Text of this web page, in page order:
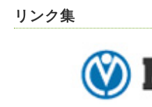
リンク集